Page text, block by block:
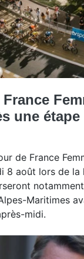
une étape
de France
8 août lors de la
Maritimes
midi.